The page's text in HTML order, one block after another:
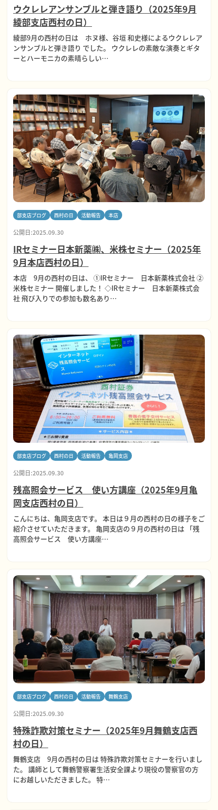
ウクレレアンサンブルと弾き語り（2025年9月
綾部支店西村の日）
綾部9月の西村の日は ホヌ様、谷垣 和史様によるウクレレア
ンサンブルと弾き語り でした。 ウクレレの素敵な演奏とギタ
ーとハーモニカの素晴らしい…
部支店ブログ 西村の日 活動報告 本店
公開日:2025.09.30
IRセミナー日本新薬㈱、米株セミナー（2025年
9月本店西村の日）
本店 9月の西村の日は、 ①IRセミナー 日本新薬株式会社 ②
米株セミナー 開催しました！ ◇IRセミナー 日本新薬株式会
社 飛び入りでの参加も数名あり…
部支店ブログ 西村の日 活動報告 亀岡支店
公開日:2025.09.30
残高照会サービス 使い方講座（2025年9月亀
岡支店西村の日）
こんにちは、亀岡支店です。 本日は９月の西村の日の様子をご
紹介させていただきます。 亀岡支店の９月の西村の日は 「残
高照会サービス 使い方講座…
部支店ブログ 西村の日 活動報告 舞鶴支店
公開日:2025.09.30
特殊詐欺対策セミナー（2025年9月舞鶴支店西
村の日）
舞鶴支店 9月の西村の日は 特殊詐欺対策セミナーを行いまし
た。 講師として舞鶴警察署生活安全課より現役の警察官の方
にお越しいただきました。 特…